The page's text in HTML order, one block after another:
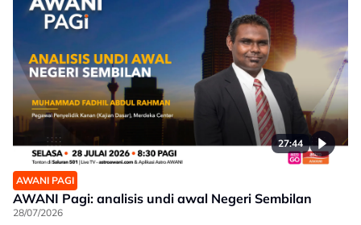
27:44
AWANI PAGI
AWANI Pagi: analisis undi awal Negeri Sembilan
28/07/2026